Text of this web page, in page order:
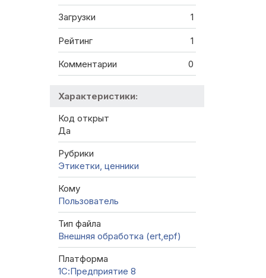
Загрузки 1
Рейтинг 1
Комментарии 0
Характеристики:
Код открыт
Да
Рубрики
Этикетки, ценники
Кому
Пользователь
Тип файла
Внешняя обработка (ert,epf)
Платформа
1С:Предприятие 8